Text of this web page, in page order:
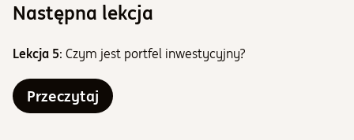
Następna lekcja
Lekcja 5: Czym jest portfel inwestycyjny?
Przeczytaj